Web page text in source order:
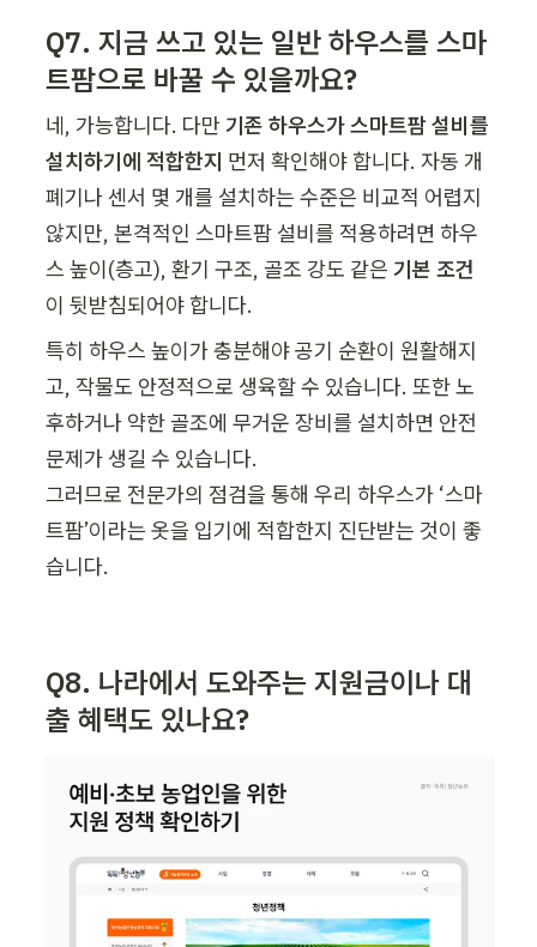
Q7. 지금 쓰고 있는 일반 하우스를 스마
트팜으로 바꿀 수 있을까요?
네, 가능합니다. 다만 기존 하우스가 스마트팜 설비를
설치하기에 적합한지 먼저 확인해야 합니다. 자동 개
폐기나 센서 몇 개를 설치하는 수준은 비교적 어렵지
않지만, 본격적인 스마트팜 설비를 적용하려면 하우
스 높이(층고), 환기 구조, 골조 강도 같은 기본 조건
이 뒷받침되어야 합니다.
특히 하우스 높이가 충분해야 공기 순환이 원활해지
고, 작물도 안정적으로 생육할 수 있습니다. 또한 노
후하거나 약한 골조에 무거운 장비를 설치하면 안전
문제가 생길 수 있습니다.
그러므로 전문가의 점검을 통해 우리 하우스가 ‘스마
트팜’이라는 옷을 입기에 적합한지 진단받는 것이 좋
습니다.
Q8. 나라에서 도와주는 지원금이나 대
출 혜택도 있나요?